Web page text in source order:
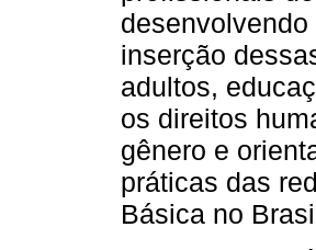
inserção
adultos,
os direitos
gênero e
práticas das
Básica no